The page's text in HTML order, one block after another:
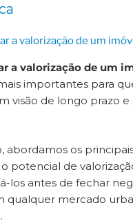
a valorização de um
importantes para
visão de longo prazo e
abordamos os
potencial de
los antes de fechar
qualquer mercado